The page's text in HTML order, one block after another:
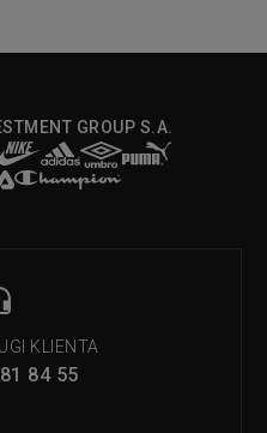
GROUP S.A.
KLIENTA
84 55